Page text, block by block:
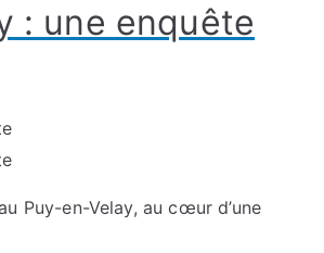
: une enquête
Puy-en-Velay, au cœur d’une